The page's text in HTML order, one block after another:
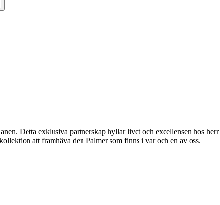
Detta exklusiva partnerskap hyllar livet och excellensen hos herr
att framhäva den Palmer som finns i var och en av oss.